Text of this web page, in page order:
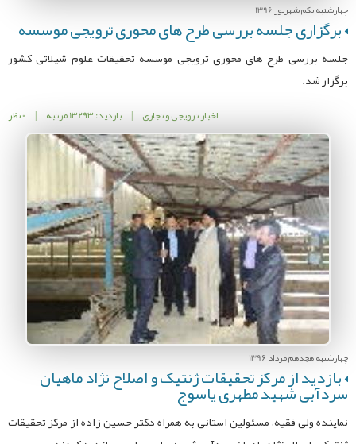
چهارشنبه یکم شهریور 1396
برگزاری جلسه بررسی طرح های محوری ترویجی موسسه
جلسه بررسی طرح های محوری ترویجی موسسه تحقیقات علوم شیلاتی کشور
برگزار شد.
اخبار ترویجی و تجاری | بازدید: 13293 مرتبه | 0 نظر
چهارشنبه هجدهم مرداد 1396
بازدید از مرکز تحقیقات ژنتیک و اصلاح نژاد ماهیان
سردآبی شهید مطهری یاسوج
نماینده ولی فقیه، مسئولین استانی به همراه دکتر حسین زاده از مرکز تحقیقات